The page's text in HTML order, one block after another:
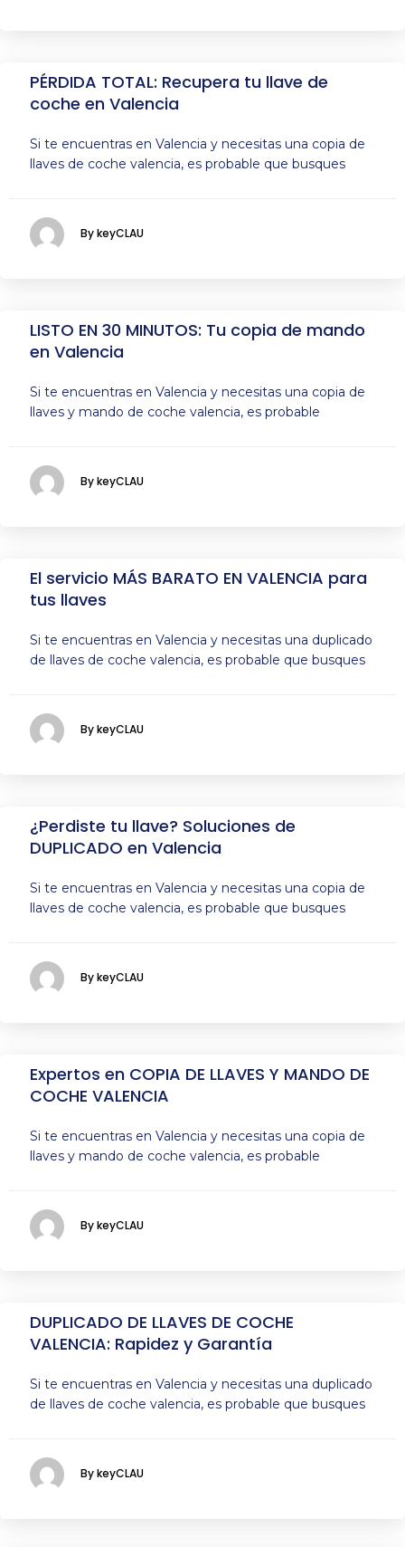
PÉRDIDA TOTAL: Recupera tu llave de
coche en Valencia
Si te encuentras en Valencia y necesitas una copia de
llaves de coche valencia, es probable que busques
By keyCLAU
LISTO EN 30 MINUTOS: Tu copia de mando
en Valencia
Si te encuentras en Valencia y necesitas una copia de
llaves y mando de coche valencia, es probable
By keyCLAU
El servicio MÁS BARATO EN VALENCIA para
tus llaves
Si te encuentras en Valencia y necesitas una duplicado
de llaves de coche valencia, es probable que busques
By keyCLAU
¿Perdiste tu llave? Soluciones de
DUPLICADO en Valencia
Si te encuentras en Valencia y necesitas una copia de
llaves de coche valencia, es probable que busques
By keyCLAU
Expertos en COPIA DE LLAVES Y MANDO DE
COCHE VALENCIA
Si te encuentras en Valencia y necesitas una copia de
llaves y mando de coche valencia, es probable
By keyCLAU
DUPLICADO DE LLAVES DE COCHE
VALENCIA: Rapidez y Garantía
Si te encuentras en Valencia y necesitas una duplicado
de llaves de coche valencia, es probable que busques
By keyCLAU